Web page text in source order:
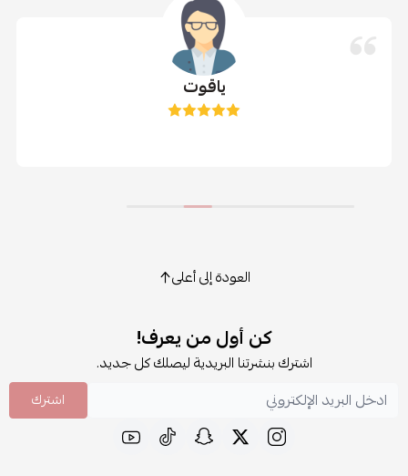
ياقوت
العودة إلى أعلى
كن أول من يعرف!
اشترك بنشرتنا البريدية ليصلك كل جديد.
اشترك